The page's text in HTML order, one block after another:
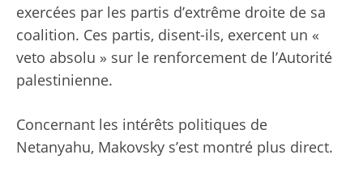
exercées par les partis d’extrême droite de sa
coalition. Ces partis, disent-ils, exercent un «
veto absolu » sur le renforcement de l’Autorité
palestinienne.
Concernant les intérêts politiques de
Netanyahu, Makovsky s’est montré plus direct.